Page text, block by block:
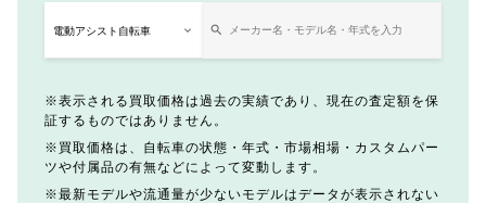
表示される買取価格は過去の実績であり、現在の査定額を保
証するものではありません。
買取価格は、自転車の状態・年式・市場相場・カスタムパー
ツや付属品の有無などによって変動します。
最新モデルや流通量が少ないモデルはデータが表示されない